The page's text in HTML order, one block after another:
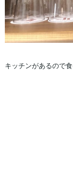
キッチンがあるので